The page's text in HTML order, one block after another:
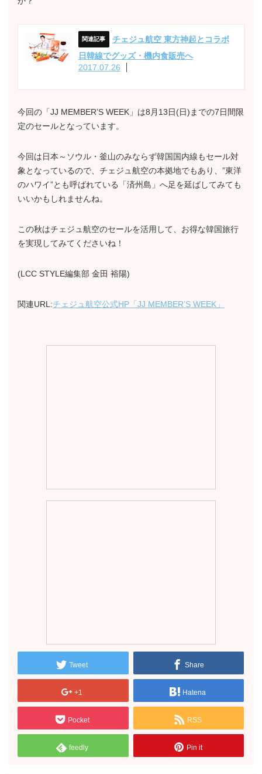
チェジュ航空 東方神起とコラボ
日韓線でグッズ・機内食販売へ
2017.07.26
今回の「JJ MEMBER’S WEEK」は8月13日(日)までの7日間限
定のセールとなっています。
今回は日本～ソウル・釜山のみならず韓国国内線もセール対
象となっているので、チェジュ航空の本拠地でもあり、”東洋
のハワイ”とも呼ばれている「済州島」へ足を延ばしてみても
いいかもしれませんね。
この秋はチェジュ航空のセールを活用して、お得な韓国旅行
を実現してみてくださいね！
(LCC STYLE編集部 金田 裕陽)
関連URL:チェジュ航空公式HP「JJ MEMBER’S WEEK」
Tweet Share
+1 Hatena
Pocket RSS
feedly Pin it